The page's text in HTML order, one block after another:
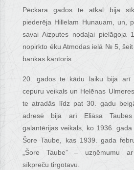
Pēckara gados te atkal bija
piederēja Hillelam Hunauam, un,
savai Aizputes nodaļai pielāgoja
nopirkto ēku Atmodas ielā № 5,
bankas kantoris.
20. gados te kādu laiku bija arī
cepuru veikals un Helēnas
te atradās līdz pat 30. gadu
adresē bija arī Eliāsa Taubes
galantērijas veikals, ko 1936.
Šore Taube, kas 1939. gada
„Šore Taube” – uzņēmumu
sīkpreču tirgotavu.